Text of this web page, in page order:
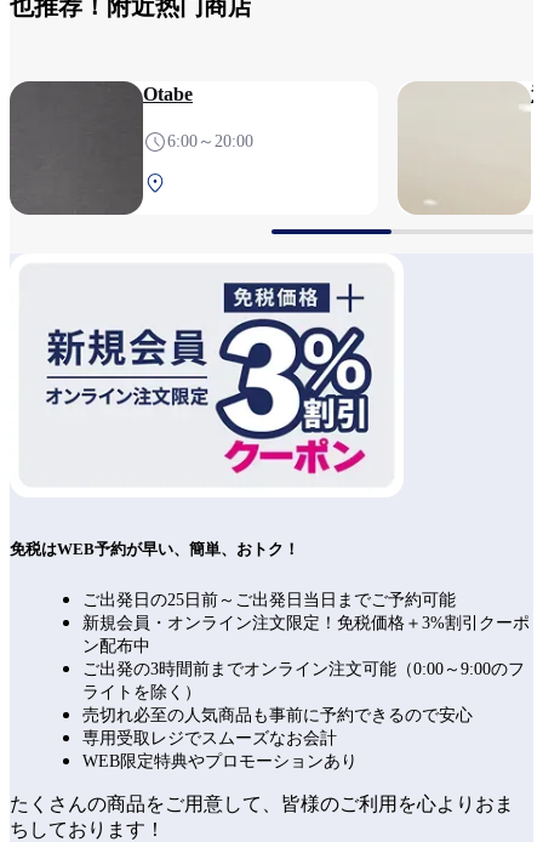
也推荐！附近热门商店
Otabe
6:00～20:00
免税はWEB予約が早い、簡単、おトク！
ご出発日の25日前～ご出発日当日までご予約可能
新規会員・オンライン注文限定！免税価格＋3%割引クーポ
ン配布中
ご出発の3時間前までオンライン注文可能（0:00～9:00のフ
ライトを除く）
売切れ必至の人気商品も事前に予約できるので安心
専用受取レジでスムーズなお会計
WEB限定特典やプロモーションあり
たくさんの商品をご用意して、皆様のご利用を心よりおま
ちしております！